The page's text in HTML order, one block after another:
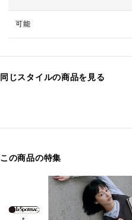
可能
同じスタイルの商品を見る
この商品の特集